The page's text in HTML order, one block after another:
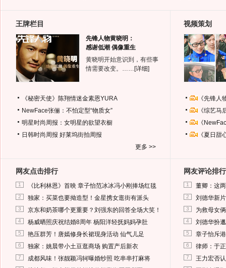
王牌栏目
先锋人物黄晓明：
感谢低潮 偶像重生
黄晓明开始意识到，有些事
情需要改变。…… [详细]
《秘密天使》陈翔情迷金素恩YURA
NewFace张俪：不怕定型“物质女”
明星时尚周报：女明星的欲望衣橱
日韩时尚周报 好莱坞街拍周报
更多 >>
视频策划
《先锋
《综艺
《
《夏日
网友点击排行
1 《比利林恩》首映 章子怡范冰冰冯小刚捧场红毯
2 独家：买菜也要拗造型！金星携女逛街有派头
3 京东和奶茶哪个更重要？刘强东的回答全场大笑！
4 杨威晒照庆祝结婚8周年 杨阳洋轻抚妈妈孕肚
5 艳压群芳！唐嫣修身长裙现身活动 仙气儿足
6 独家：姚晨带小土豆逛商场 购置产后新衣
7 成都风味！张靓颖冯轲曝婚纱照 吃串串打麻将
网友评论排行
1 董卿：这
2 刘德华新
3 为救母女
4 刘德华扮
5 章子怡斥
6 律师：于
7 王力宏否